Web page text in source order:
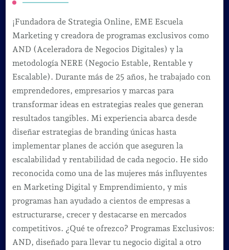
¡Fundadora de Strategia Online, EME Escuela
Marketing y creadora de programas exclusivos como
AND (Aceleradora de Negocios Digitales) y la
metodología NERE (Negocio Estable, Rentable y
Escalable). Durante más de 25 años, he trabajado con
emprendedores, empresarios y marcas para
transformar ideas en estrategias reales que generan
resultados tangibles. Mi experiencia abarca desde
diseñar estrategias de branding únicas hasta
implementar planes de acción que aseguren la
escalabilidad y rentabilidad de cada negocio. He sido
reconocida como una de las mujeres más influyentes
en Marketing Digital y Emprendimiento, y mis
programas han ayudado a cientos de empresas a
estructurarse, crecer y destacarse en mercados
competitivos. ¿Qué te ofrezco? Programas Exclusivos:
AND, diseñado para llevar tu negocio digital a otro